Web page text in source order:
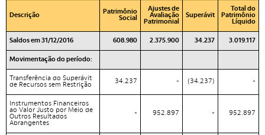
Descrição
Patrimônio
Social
Ajustes de
Avaliação
Patrimonial
Superávit
Total do
Patrimônio
Líquido
Saldos em 31/12/2016 608.980 2.375.900 34.237 3.019.117
Movimentação do período:
Transferência do Superávit
de Recursos sem Restrição
34.237 - (34.237) -
Instrumentos Financeiros
ao Valor Justo por Meio de
Outros Resultados
Abrangentes
- 952.897 - 952.897